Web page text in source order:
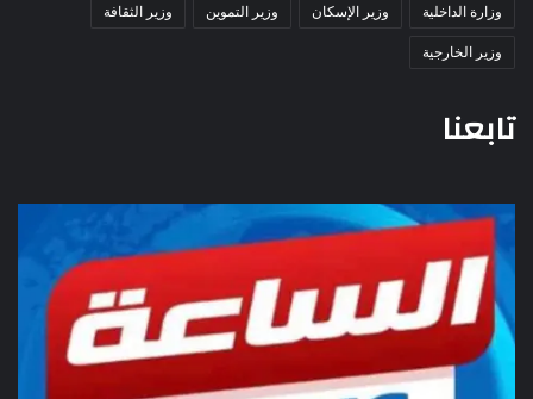
وزارة الداخلية
وزير الإسكان وزير التموين
وزير الثقافة
وزير الخارجية
تابعنا